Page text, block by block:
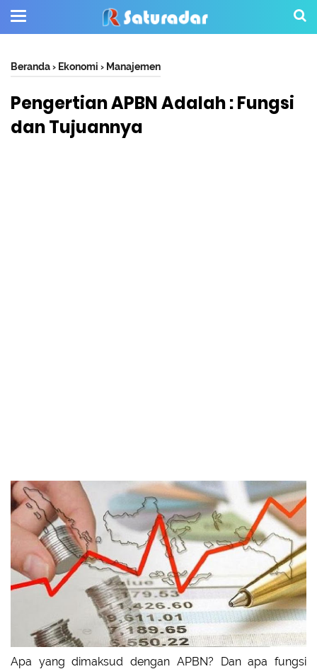
Beranda› Ekonomi › Manajemen
Pengertian APBN Adalah : Fungsi
dan Tujuannya
Apa yang dimaksud dengan APBN? Dan apa fungsi